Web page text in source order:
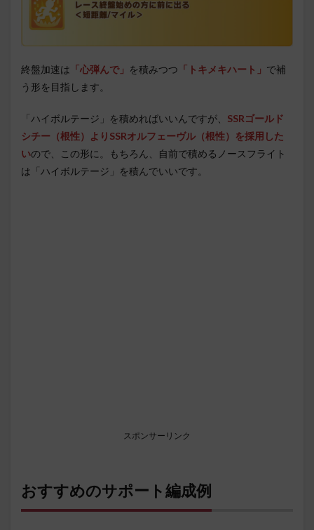
終盤加速は 「心弾んで」 を積みつつ 「トキメキハート」 で補
う形を目指します。
「ハイボルテージ」を積めればいいんですが、 SSRゴールド
シチー（根性）よりSSRオルフェーヴル（根性）を採用した
いので、この形に。もちろん、自前で積めるノースフライト
は「ハイボルテージ」を積んでいいです。
スポンサーリンク
おすすめのサポート編成例